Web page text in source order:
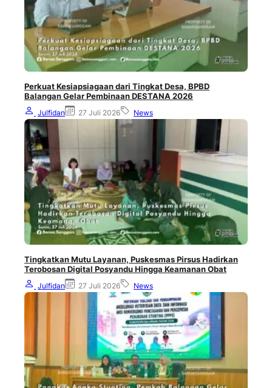
Perkuat Kesiapsiagaan dari Tingkat Desa, BPBD
Balangan Gelar Pembinaan DESTANA 2026
Julfidan 27 Juli 2026 News
Tingkatkan Mutu Layanan, Puskesmas Pirsus Hadirkan
Terobosan Digital Posyandu Hingga Keamanan Obat
Julfidan 27 Juli 2026 News